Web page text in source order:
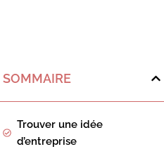
SOMMAIRE
Trouver une idée
d’entreprise